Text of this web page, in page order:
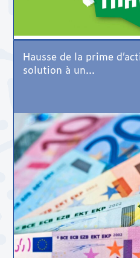
Hausse de la prime
solution à un...